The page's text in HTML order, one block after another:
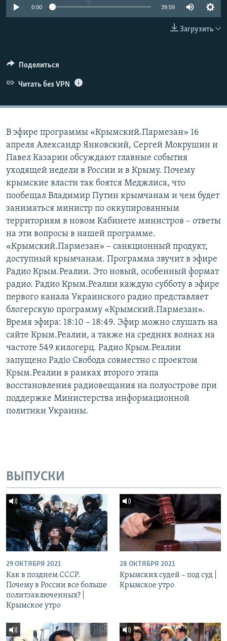
ПОБЕДИТЕЛЕЙ НЕ СУДЯТ?
УКРАИНСКАЯ ПРОБЛЕМА КРЫМА
ПРИСОЕДИНЯЙТЕСЬ!
Все сайты RFE/RL
0:00 39:59
Загрузить
Поделиться
Читать без VPN
В эфире программы «Крымский.Пармезан» 16
апреля Александр Янковский, Сергей Мокрушин и
Павел Казарин обсуждают главные события
уходящей недели в России и в Крыму. Почему
крымские власти так боятся Меджлиса, что
пообещал Владимир Путин крымчанам и чем будет
заниматься министр по оккупированным
территориям в новом Кабинете министров – ответы
на эти вопросы в нашей программе.
«Крымский.Пармезан» – санкционный продукт,
доступный крымчанам. Программа звучит в эфире
Радио Крым.Реалии. Это новый, особенный формат
радио. Радио Крым.Реалии каждую субботу в эфире
первого канала Украинского радио представляет
блогерскую программу «Крымский.Пармезан».
Время эфира: 18:10 – 18:49. Эфир можно слушать на
сайте Крым.Реалии, а также на средних волнах на
частоте 549 килогерц. Радио Крым.Реалии
запущено Радіо Свобода совместно с проектом
Крым.Реалии в рамках второго этапа
восстановления радиовещания на полуострове при
поддержке Министерства информационной
политики Украины.
ВЫПУСКИ
29 ОКТЯБРЯ 2021
Как в позднем СССР.
Почему в России все больше
политзаключенных? |
Крымское утро
28 ОКТЯБРЯ 2021
Крымских судей – под суд |
Крымское утро